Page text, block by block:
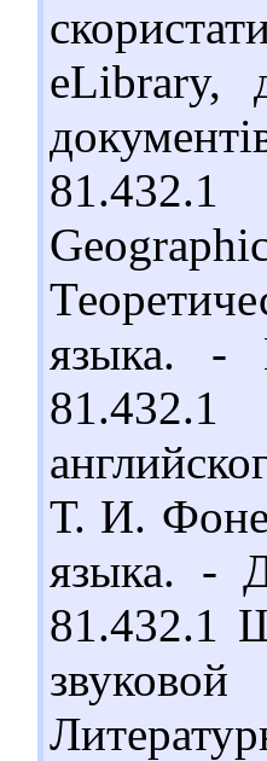
eLibrary,
языка.
81.432.1
Т. И.
языка. -
81.432.1